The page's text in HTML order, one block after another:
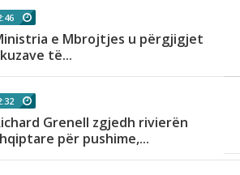
e Mbrojtjes u përgjigjet
të...
Grenell zgjedh rivierën
për pushime,...